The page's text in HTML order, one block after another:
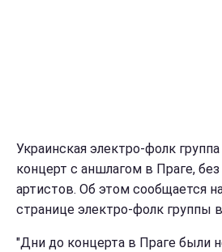
Украинская электро-фолк
концерт с аншлагом в Праге,
артистов. Об этом сообщается
странице электро-фолк группы в
"Дни до концерта в Праге были